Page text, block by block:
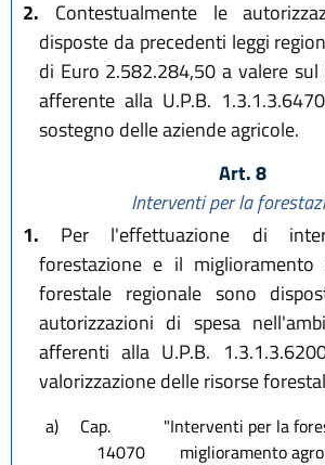
2. Contestualmente le
disposte da precedenti leggi
di Euro 2.582.284,50 a valere
afferente alla U.P.B.
sostegno delle aziende agricole.
Art. 8
Interventi per la
1. Per l'effettuazione di
forestazione e il miglioramento
forestale regionale sono
autorizzazioni di spesa
afferenti alla U.P.B.
valorizzazione delle risorse
a)
Cap.
14070
"Interventi per la
miglioramento